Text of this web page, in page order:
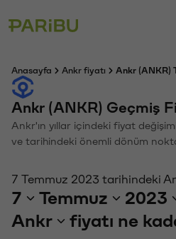
Anasayfa Ankr fiyatı Ankr (ANKR)
Ankr (ANKR) Geçmiş
Ankr'ın yıllar içindeki fiyat
ve tarihindeki önemli dönüm
7 Temmuz 2023 tarihindeki
7 Temmuz 2023
Ankr
fiyatı ne